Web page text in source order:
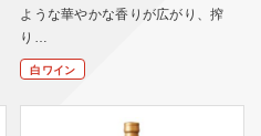
ような華やかな香りが広がり、搾
り…
白ワイン